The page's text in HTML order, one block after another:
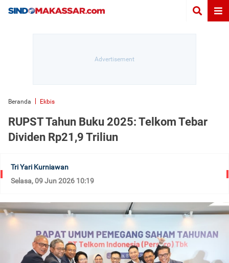
Beranda Ekbis
RUPST Tahun Buku 2025: Telkom Tebar
Dividen Rp21,9 Triliun
Tri Yari Kurniawan
Selasa, 09 Jun 2026 10:19